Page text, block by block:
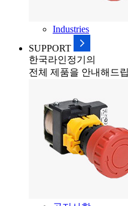
Industries
SUPPORT
한국라인정기의
전체 제품을 안내해드